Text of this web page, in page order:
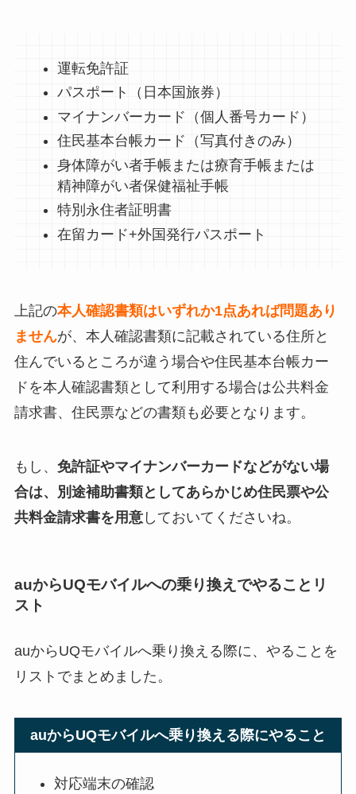
運転免許証
パスポート（日本国旅券）
マイナンバーカード（個人番号カード）
住民基本台帳カード（写真付きのみ）
身体障がい者手帳または療育手帳または
精神障がい者保健福祉手帳
特別永住者証明書
在留カード+外国発行パスポート
上記の本人確認書類はいずれか1点あれば問題あり
ませんが、本人確認書類に記載されている住所と
住んでいるところが違う場合や住民基本台帳カー
ドを本人確認書類として利用する場合は公共料金
請求書、住民票などの書類も必要となります。
もし、 免許証やマイナンバーカードなどがない場
合は、別途補助書類としてあらかじめ住民票や公
共料金請求書を用意しておいてくださいね。
auからUQモバイルへの乗り換えでやることリ
スト
auからUQモバイルへ乗り換える際に、やることを
リストでまとめました。
auからUQモバイルへ乗り換える際にやること
対応端末の確認